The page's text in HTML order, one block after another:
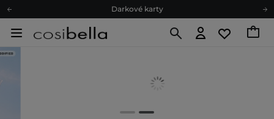
Darkové karty
Darkové karty